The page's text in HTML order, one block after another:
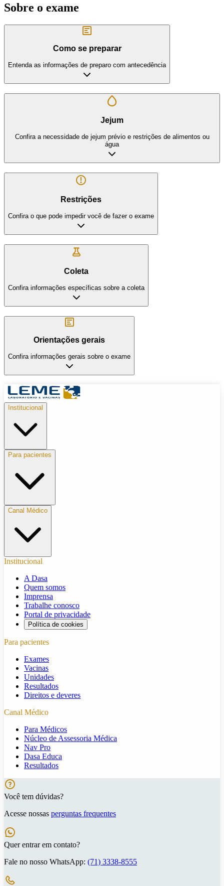
Sobre o exame
Como se preparar
Entenda as informações de preparo com antecedência
Jejum
Confira a necessidade de jejum prévio e restrições de alimentos ou
água
Restrições
Confira o que pode impedir você de fazer o exame
Coleta
Confira informações específicas sobre a coleta
Orientações gerais
Confira informações gerais sobre o exame
Institucional
Para pacientes
Canal Médico
Institucional
A Dasa
Quem somos
Imprensa
Trabalhe conosco
Portal de privacidade
Política de cookies
Para pacientes
Exames
Vacinas
Unidades
Resultados
Direitos e deveres
Canal Médico
Para Médicos
Núcleo de Assessoria Médica
Nav Pro
Dasa Educa
Resultados
Você tem dúvidas?
Acesse nossas perguntas frequentes
Quer entrar em contato?
Fale no nosso WhatsApp: (71) 3338-8555